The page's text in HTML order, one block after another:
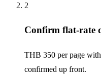
2
Confirm flat-rate
THB 350 per page
confirmed up front.